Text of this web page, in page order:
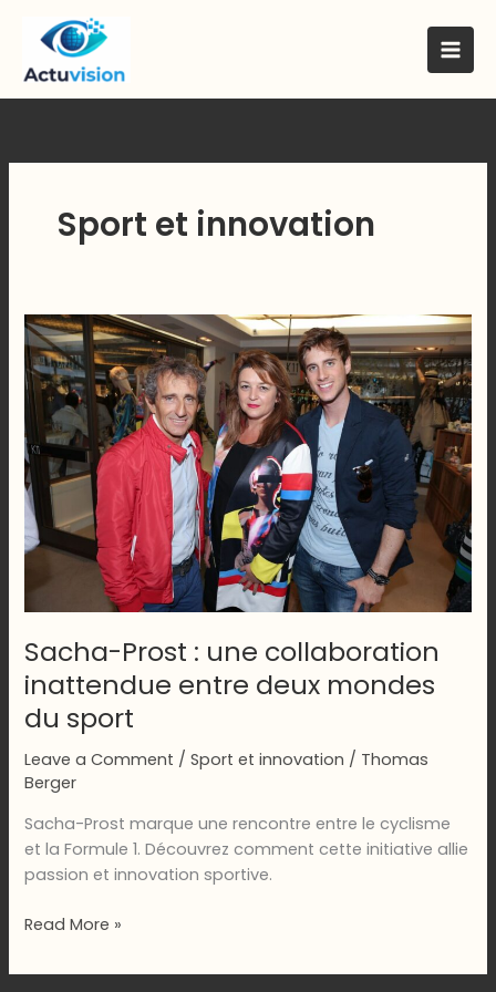
content
Sport et innovation
Sacha-Prost : une collaboration
inattendue entre deux mondes
du sport
Leave a Comment /Sport et innovation / Thomas
Berger
Sacha-Prost marque une rencontre entre le cyclisme
et la Formule 1. Découvrez comment cette initiative allie
passion et innovation sportive.
Sacha-
:
Read More »